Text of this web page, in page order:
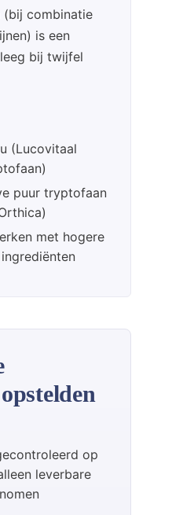
(bij combinatie
is een
bij twijfel
(Lucovitaal
puur tryptofaan
met hogere
op
leverbare